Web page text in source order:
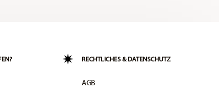
RECHTLICHES & DATENSCHUTZ
AGB